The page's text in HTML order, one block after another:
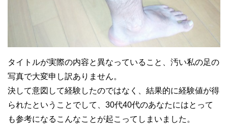
タイトルが実際の内容と異なっていること、汚い私の足の
写真で大変申し訳ありません。
決して意図して経験したのではなく、結果的に経験値が得
られたということでして、30代40代のあなたにはとって
も参考になるこんなことが起こってしまいました。